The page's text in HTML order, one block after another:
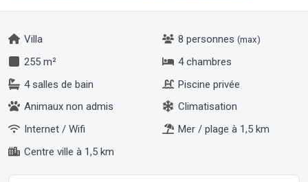
Villa 8 personnes (max)
255 m²
4 chambres
4 salles de bain
Piscine privée
Animaux non admis
Climatisation
Internet / Wifi
Mer / plage à 1,5 km
Centre ville à 1,5 km